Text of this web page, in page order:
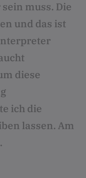
muss. Die
und das ist
diese
ich die
lassen. Am